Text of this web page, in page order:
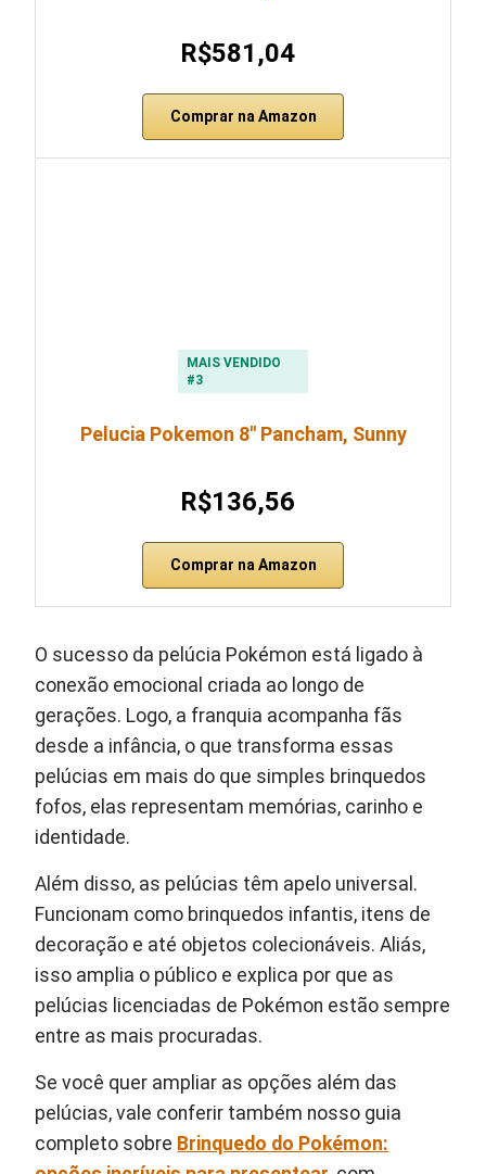
R$581,04
Comprar na Amazon
MAIS VENDIDO
#3
Pelucia Pokemon 8″ Pancham, Sunny
R$136,56
Comprar na Amazon
O sucesso da pelúcia Pokémon está ligado à
conexão emocional criada ao longo de
gerações. Logo, a franquia acompanha fãs
desde a infância, o que transforma essas
pelúcias em mais do que simples brinquedos
fofos, elas representam memórias, carinho e
identidade.
Além disso, as pelúcias têm apelo universal.
Funcionam como brinquedos infantis, itens de
decoração e até objetos colecionáveis. Aliás,
isso amplia o público e explica por que as
pelúcias licenciadas de Pokémon estão sempre
entre as mais procuradas.
Se você quer ampliar as opções além das
pelúcias, vale conferir também nosso guia
completo sobre Brinquedo do Pokémon: